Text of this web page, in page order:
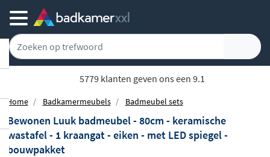
5779 klanten geven ons een 9.1
Home Badkamermeubels Badmeubel sets
Bewonen Luuk badmeubel - 80cm - keramische
wastafel - 1 kraangat - eiken - met LED spiegel -
bouwpakket